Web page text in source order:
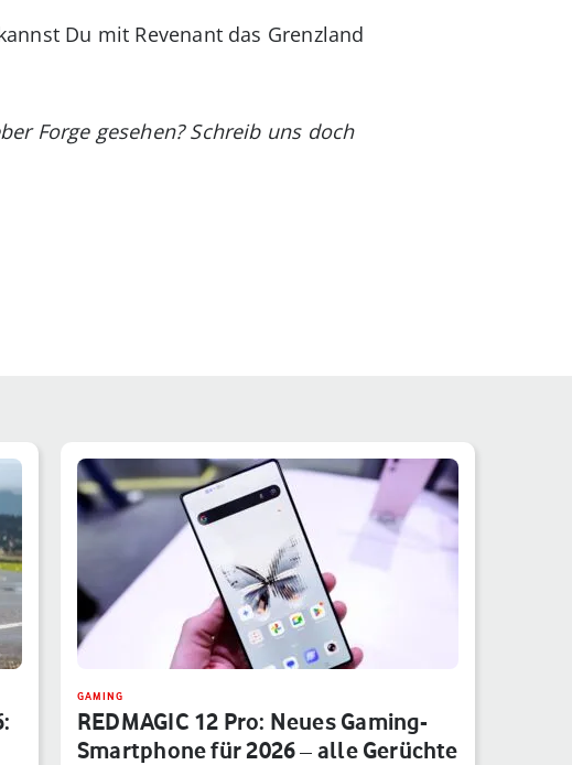
Du mit Revenant das Grenzland
Forge gesehen? Schreib uns doch
GAMING
REDMAGIC 12 Pro: Neues Gaming-
Smartphone für 2026 – alle Gerüchte